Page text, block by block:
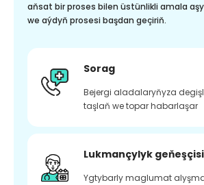
aňsat bir proses bilen üstünlikli amala
we aýdyň prosesi başdan geçiriň.
Sorag
Bejergi aladalaryňyza
taşlaň we topar habarlaşar
Lukmançylyk geňeşçisi
Ygtybarly maglumat